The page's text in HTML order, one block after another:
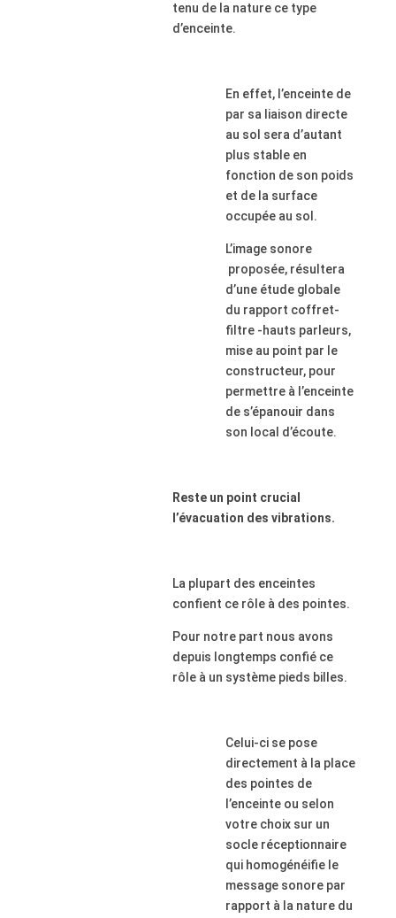
tenu de la nature ce type
d’enceinte.
En effet, l’enceinte de
par sa liaison directe
au sol sera d’autant
plus stable en
fonction de son poids
et de la surface
occupée au sol.
L’image sonore
proposée, résultera
d’une étude globale
du rapport coffret-
filtre -hauts parleurs,
mise au point par le
constructeur, pour
permettre à l’enceinte
de s’épanouir dans
son local d’écoute.
Reste un point crucial
l’évacuation des vibrations.
La plupart des enceintes
confient ce rôle à des pointes.
Pour notre part nous avons
depuis longtemps confié ce
rôle à un système pieds billes.
Celui-ci se pose
directement à la place
des pointes de
l’enceinte ou selon
votre choix sur un
socle réceptionnaire
qui homogénéifie le
message sonore par
rapport à la nature du